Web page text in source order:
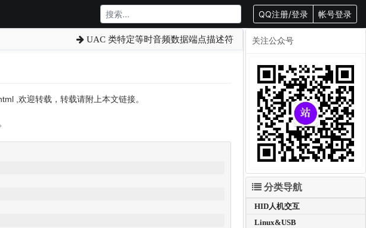
QQ注册/登录 帐号登录
UAC 类特定等时音频数据端点描述符
,欢迎转载，转载请附上本文链接。
关注公众号
分类导航
HID人机交互
Linux&USB